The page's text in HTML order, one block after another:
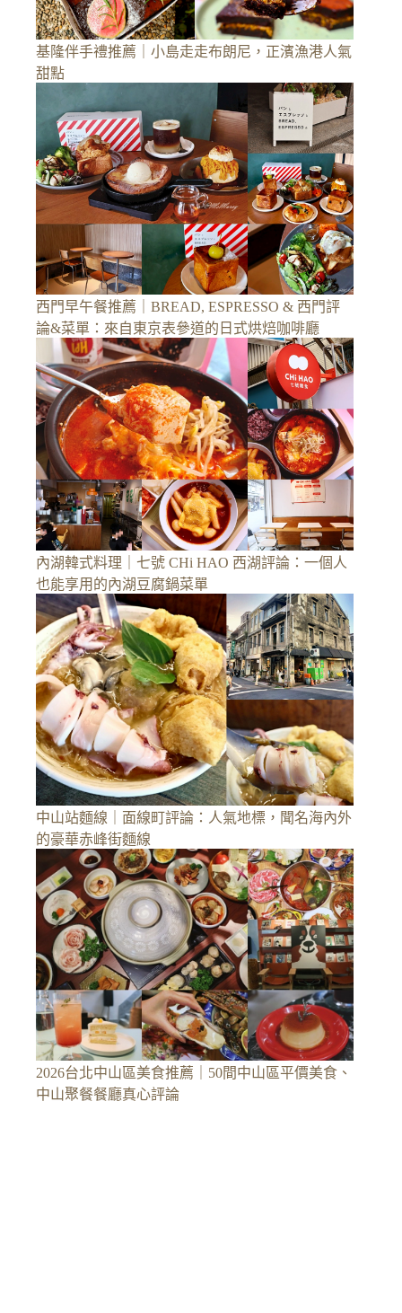
基隆伴手禮推薦｜小島走走布朗尼，正濱漁港人氣
甜點
西門早午餐推薦｜BREAD, ESPRESSO & 西門評
論&菜單：來自東京表參道的日式烘焙咖啡廳
內湖韓式料理｜七號 CHi HAO 西湖評論：一個人
也能享用的內湖豆腐鍋菜單
中山站麵線｜面線町評論：人氣地標，聞名海內外
的豪華赤峰街麵線
2026台北中山區美食推薦｜50間中山區平價美食、
中山聚餐餐廳真心評論